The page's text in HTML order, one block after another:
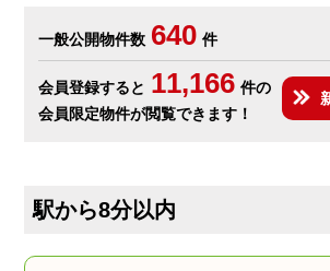
一般公開物件数 640 件
会員登録すると 11,166 件の
会員限定物件が閲覧できます！
駅から8分以内